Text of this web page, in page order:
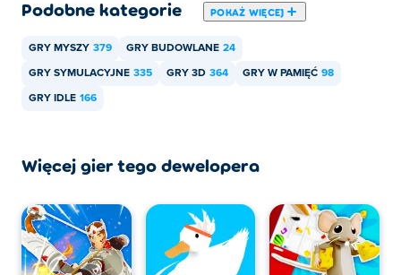
Podobne kategorie POKAŻ WIĘCEJ
GRY MYSZY 379 GRY BUDOWLANE 24
GRY SYMULACYJNE 335 GRY 3D 364 GRY W PAMIĘĆ 98
GRY IDLE 166
Więcej gier tego dewelopera